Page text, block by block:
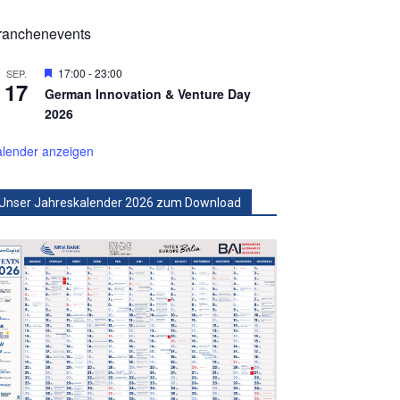
SEP.
17
Hervorgehoben
17:00 -23:00
German Innovation & Venture Day
2026
anzeigen
Jahreskalender 2026 zum Download